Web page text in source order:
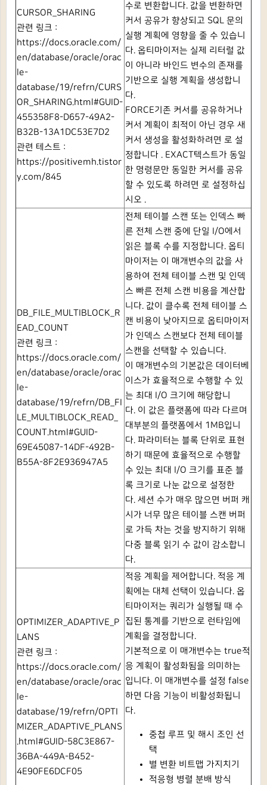
CURSOR_SHARING
관련 링크 :
https://docs.oracle.com/
en/database/oracle/orac
le-
database/19/refrn/CURS
OR_SHARING.html#GUID-
455358F8-D657-49A2-
B32B-13A1DC53E7D2
관련 테스트 :
https://positivemh.tistor
y.com/845
수로 변환합니다. 값을 변환하면
커서 공유가 향상되고 SQL 문의
실행 계획에 영향을 줄 수 있습니
다. 옵티마이저는 실제 리터럴 값
이 아니라 바인드 변수의 존재를
기반으로 실행 계획을 생성합니
다.
FORCE기존 커서를 공유하거나
커서 계획이 최적이 아닌 경우 새
커서 생성을 활성화하려면 로 설
정합니다 . EXACT텍스트가 동일
한 명령문만 동일한 커서를 공유
할 수 있도록 하려면 로 설정하십
시오 .
DB_FILE_MULTIBLOCK_R
EAD_COUNT
관련 링크 :
https://docs.oracle.com/
en/database/oracle/orac
le-
database/19/refrn/DB_FI
LE_MULTIBLOCK_READ_
COUNT.html#GUID-
69E45087-14DF-492B-
B55A-8F2E936947A5
전체 테이블 스캔 또는 인덱스 빠
른 전체 스캔 중에 단일 I/O에서
읽은 블록 수를 지정합니다. 옵티
마이저는 이 매개변수의 값을 사
용하여 전체 테이블 스캔 및 인덱
스 빠른 전체 스캔 비용을 계산합
니다. 값이 클수록 전체 테이블 스
캔 비용이 낮아지므로 옵티마이저
가 인덱스 스캔보다 전체 테이블
스캔을 선택할 수 있습니다.
이 매개변수의 기본값은 데이터베
이스가 효율적으로 수행할 수 있
는 최대 I/O 크기에 해당합니
다. 이 값은 플랫폼에 따라 다르며
대부분의 플랫폼에서 1MB입니
다. 파라미터는 블록 단위로 표현
하기 때문에 효율적으로 수행할
수 있는 최대 I/O 크기를 표준 블
록 크기로 나눈 값으로 설정한
다. 세션 수가 매우 많으면 버퍼 캐
시가 너무 많은 테이블 스캔 버퍼
로 가득 차는 것을 방지하기 위해
다중 블록 읽기 수 값이 감소합니
다.
OPTIMIZER_ADAPTIVE_P
LANS
관련 링크 :
https://docs.oracle.com/
en/database/oracle/orac
le-
database/19/refrn/OPTI
MIZER_ADAPTIVE_PLANS
.html#GUID-58C3E867-
36BA-449A-B452-
4E90FE6DCF05
적응 계획을 제어합니다. 적응 계
획에는 대체 선택이 있습니다. 옵
티마이저는 쿼리가 실행될 때 수
집된 통계를 기반으로 런타임에
계획을 결정합니다.
기본적으로 이 매개변수는 true적
응 계획이 활성화됨을 의미하는
입니다. 이 매개변수를 설정 false
하면 다음 기능이 비활성화됩니
다.
중첩 루프 및 해시 조인 선
택
별 변환 비트맵 가지치기
적응형 병렬 분배 방식